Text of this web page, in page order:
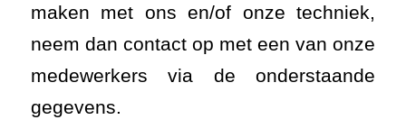
maken met ons en/of onze techniek,
neem dan contact op met een van onze
medewerkers via de onderstaande
gegevens.